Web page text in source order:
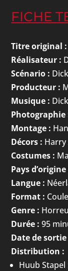
FICHE
Titre original :
Réalisateur :
Scénario :
Producteur :
Musique :
Photographie
Montage :
Décors : Harry
Costumes :
Pays d’origine
Langue :
Format :
Genre :
Durée : 95
Date de sortie
Distribution :
Huub Stapel